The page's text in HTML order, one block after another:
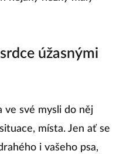
úžasnými
ve své mysli do něj
místa. Jen ať se
i vašeho psa,